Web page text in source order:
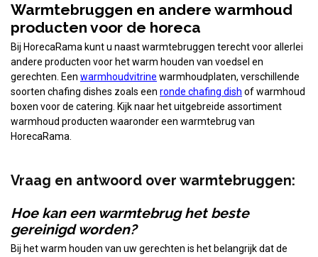
Warmtebruggen en andere warmhoud
producten voor de horeca
Bij HorecaRama kunt u naast warmtebruggen terecht voor allerlei
andere producten voor het warm houden van voedsel en
gerechten. Een warmhoudvitrine warmhoudplaten, verschillende
soorten chafing dishes zoals een ronde chafing dish of warmhoud
boxen voor de catering. Kijk naar het uitgebreide assortiment
warmhoud producten waaronder een warmtebrug van
HorecaRama.
Vraag en antwoord over warmtebruggen:
Hoe kan een warmtebrug het beste
gereinigd worden?
Bij het warm houden van uw gerechten is het belangrijk dat de